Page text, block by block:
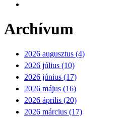
Archívum
2026 augusztus (4)
2026 július (10)
2026 június (17)
2026 május (16)
2026 április (20)
2026 március (17)